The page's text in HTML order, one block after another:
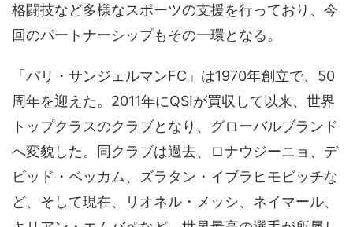
格闘技など多様なスポーツの支援を行っており、今
回のパートナーシップもその一環となる。
「パリ・サンジェルマンFC」は1970年創立で、50
周年を迎えた。2011年にQSIが買収して以来、世界
トップクラスのクラブとなり、グローバルブランド
へ変貌した。同クラブは過去、ロナウジーニョ、デ
ビッド・ベッカム、ズラタン・イブラヒモビッチな
ど、そして現在、リオネル・メッシ、ネイマール、